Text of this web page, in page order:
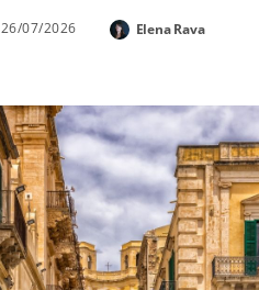
26/07/2026 Elena Rava